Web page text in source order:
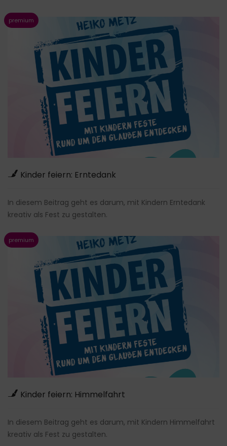
Kinder feiern: Erntedank
In diesem Beitrag geht es darum, mit Kindern Erntedank
kreativ als Fest zu gestalten.
Kinder feiern: Himmelfahrt
In diesem Beitrag geht es darum, mit Kindern Himmelfahrt
kreativ als Fest zu gestalten.